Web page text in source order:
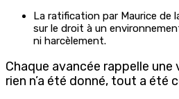
La ratification par Maurice de
sur le droit à un
ni harcèlement.
Chaque avancée rappelle
rien n’a été donné, tout a été